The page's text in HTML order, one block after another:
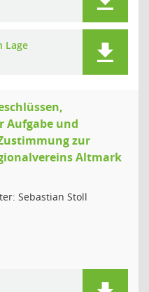
Lage
Aufgabe und
zur
Altmark
Sebastian Stoll